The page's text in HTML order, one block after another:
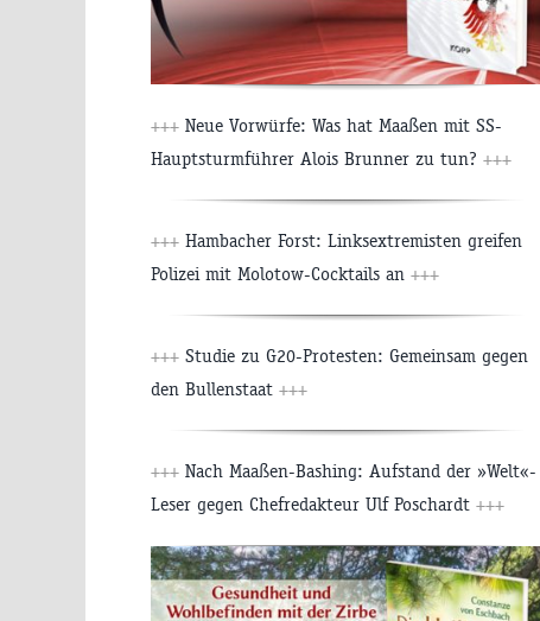
+++ Neue Vorwürfe: Was hat Maaßen mit SS-
Hauptsturmführer Alois Brunner zu tun? +++
+++ Hambacher Forst: Linksextremisten greifen
Polizei mit Molotow-Cocktails an +++
+++ Studie zu G20-Protesten: Gemeinsam gegen
den Bullenstaat +++
+++ Nach Maaßen-Bashing: Aufstand der »Welt«-
Leser gegen Chefredakteur Ulf Poschardt +++